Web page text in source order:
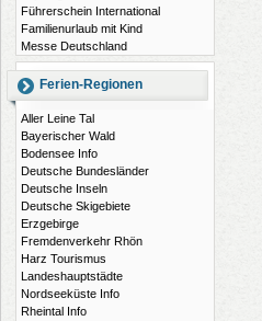
Führerschein International
Familienurlaub mit Kind
Messe Deutschland
Ferien-Regionen
Aller Leine Tal
Bayerischer Wald
Bodensee Info
Deutsche Bundesländer
Deutsche Inseln
Deutsche Skigebiete
Erzgebirge
Fremdenverkehr Rhön
Harz Tourismus
Landeshauptstädte
Nordseeküste Info
Rheintal Info